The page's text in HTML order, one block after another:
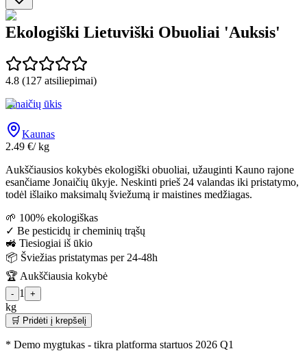
Ekologiški Lietuviški Obuoliai 'Auksis'
4.8 (127 atsiliepimai)
Jonaičių ūkis
Kaunas
2.49 €/kg
Aukščiausios kokybės ekologiški obuoliai, užauginti Kauno rajone
esančiame Jonaičių ūkyje. Neskinti prieš 24 valandas iki pristatymo,
todėl išlaiko maksimalų šviežumą ir maistines medžiagas.
🌱 100% ekologiškas
✓ Be pesticidų ir cheminių trąšų
🚜 Tiesiogiai iš ūkio
📦 Šviežias pristatymas per 24-48h
🏆 Aukščiausia kokybė
- 1 +
kg
🛒 Pridėti į krepšelį
* Demo mygtukas - tikra platforma startuos 2026 Q1